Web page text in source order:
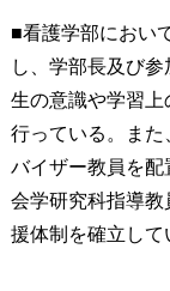
■看護学部におい
し、学部長及び
生の意識や学習
行っている。また
バイザー教員を
会学研究科指導
援体制を確立して